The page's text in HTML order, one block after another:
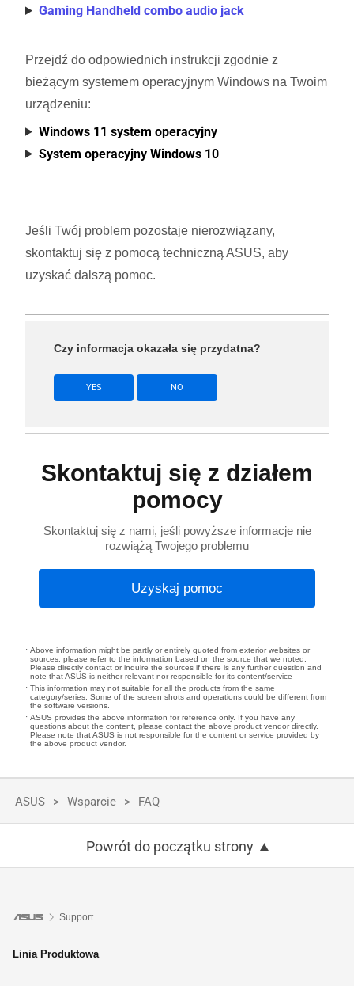
Gaming Handheld combo audio jack
Przejdź do odpowiednich instrukcji zgodnie z
bieżącym systemem operacyjnym Windows na Twoim
urządzeniu:
Windows 11 system operacyjny
System operacyjny Windows 10
Jeśli Twój problem pozostaje nierozwiązany,
skontaktuj się z pomocą techniczną ASUS, aby
uzyskać dalszą pomoc.
Czy informacja okazała się przydatna?
YES NO
Skontaktuj się z działem
pomocy
Skontaktuj się z nami, jeśli powyższe informacje nie
rozwiążą Twojego problemu
Uzyskaj pomoc
Above information might be partly or entirely quoted from exterior websites or
sources. please refer to the information based on the source that we noted.
Please directly contact or inquire the sources if there is any further question and
note that ASUS is neither relevant nor responsible for its content/service
This information may not suitable for all the products from the same
category/series. Some of the screen shots and operations could be different from
the software versions.
ASUS provides the above information for reference only. If you have any
questions about the content, please contact the above product vendor directly.
Please note that ASUS is not responsible for the content or service provided by
the above product vendor.
ASUS Wsparcie FAQ
Powrót do początku strony
Support
Linia Produktowa
Notebooki